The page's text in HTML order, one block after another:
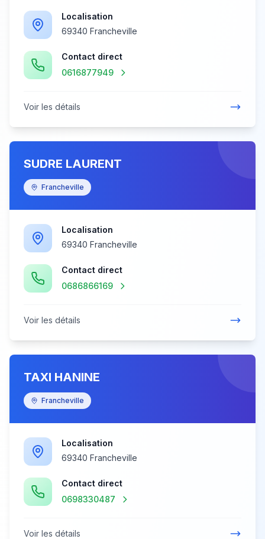
Localisation
69340 Francheville
Contact direct
0616877949
Voir les détails
SUDRE LAURENT
Francheville
Localisation
69340 Francheville
Contact direct
0686866169
Voir les détails
TAXI HANINE
Francheville
Localisation
69340 Francheville
Contact direct
0698330487
Voir les détails